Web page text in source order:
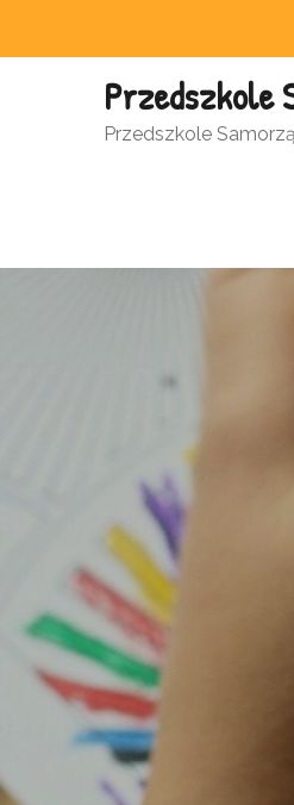
Przedszkole
Przedszkole